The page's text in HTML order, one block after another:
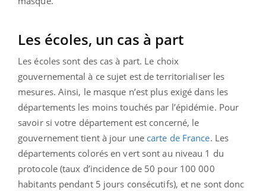
Les écoles, un cas à part
Les écoles sont des cas à part. Le choix
gouvernemental à ce sujet est de territorialiser les
mesures. Ainsi, le masque n’est plus exigé dans les
départements les moins touchés par l’épidémie. Pour
savoir si votre département est concerné, le
gouvernement tient à jour une carte de France. Les
départements colorés en vert sont au niveau 1 du
protocole (taux d’incidence de 50 pour 100 000
habitants pendant 5 jours consécutifs), et ne sont donc